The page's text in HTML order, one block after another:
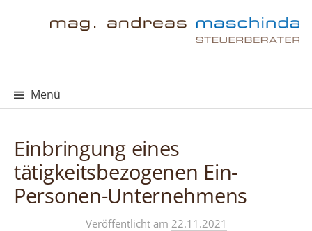
Menü
Einbringung eines
tätigkeitsbezogenen Ein-
Personen-Unternehmens
Veröffentlicht am 22.11.2021